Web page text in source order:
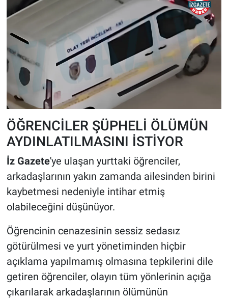
ÖĞRENCİLER ŞÜPHELİ ÖLÜMÜN
AYDINLATILMASINI İSTİYOR
İz Gazete'ye ulaşan yurttaki öğrenciler,
arkadaşlarının yakın zamanda ailesinden birini
kaybetmesi nedeniyle intihar etmiş
olabileceğini düşünüyor.
Öğrencinin cenazesinin sessiz sedasız
götürülmesi ve yurt yönetiminden hiçbir
açıklama yapılmamış olmasına tepkilerini dile
getiren öğrenciler, olayın tüm yönlerinin açığa
çıkarılarak arkadaşlarının ölümünün